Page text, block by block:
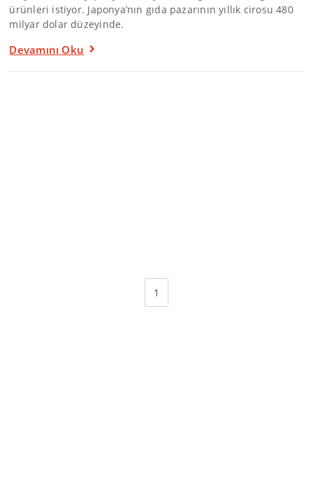
ürünleri istiyor. Japonya’nın gıda pazarının yıllık cirosu 480
milyar dolar düzeyinde.
Devamını Oku
1